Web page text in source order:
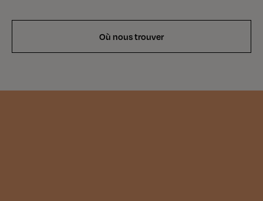
Où nous trouver